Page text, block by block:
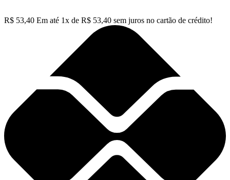
R$ 53,40 Em até 1x de R$ 53,40 sem juros no cartão de crédito!